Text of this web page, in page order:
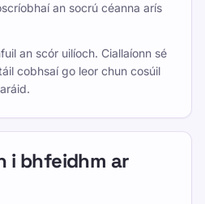
an socrú céanna arís
an scór uilíoch. Ciallaíonn sé
cobhsaí go leor chun cosúil
i bhfeidhm ar